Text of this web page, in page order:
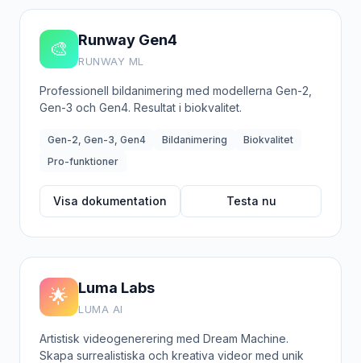
🎨 Runway Gen4
RUNWAY ML
Professionell bildanimering med modellerna Gen-2,
Gen-3 och Gen4. Resultat i biokvalitet.
Gen-2, Gen-3, Gen4 Bildanimering
Biokvalitet
Pro-funktioner
Visa dokumentation Testa nu
🌟 Luma Labs
LUMA AI
Artistisk videogenerering med Dream Machine.
Skapa surrealistiska och kreativa videor med unik